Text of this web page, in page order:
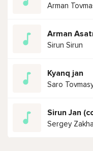
Arman
Arman
Sirun Sirun
Kyanq jan
Saro
Sirun Jan
Sergey